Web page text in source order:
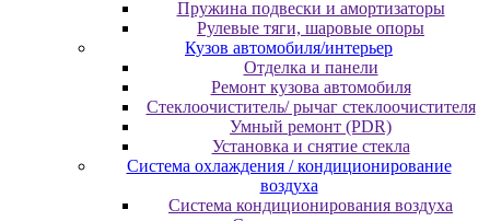
Пружина подвески и амортизаторы
Рулевые тяги, шаровые опоры
Кузов автомобиля/интерьер
Отделка и панели
Ремонт кузова автомобиля
Стеклоочиститель/ рычаг стеклоочистителя
Умный ремонт (PDR)
Установка и снятие стекла
Система охлаждения / кондиционирование
воздуха
Система кондиционирования воздуха